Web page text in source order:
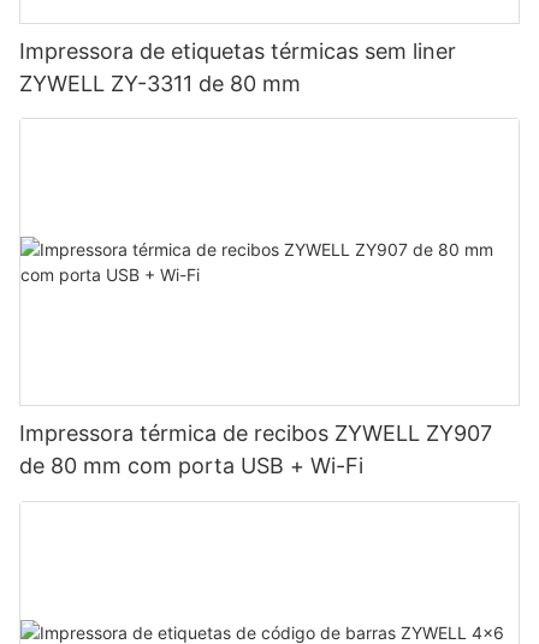
Impressora de etiquetas térmicas sem liner
ZYWELL ZY-3311 de 80 mm
Impressora térmica de recibos ZYWELL ZY907
de 80 mm com porta USB + Wi-Fi